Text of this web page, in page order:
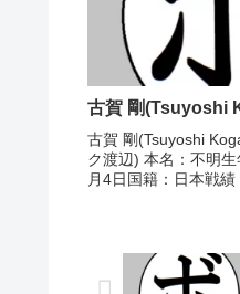
古賀 剛(Tsuyoshi
古賀 剛(Tsuyoshi
ク渡辺) 本名：不明
月4日国籍：日本戦